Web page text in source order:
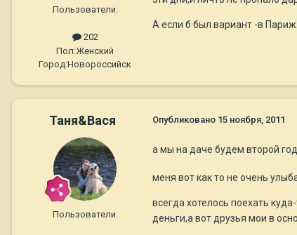
Пользователи.
202
Пол:Женский
Город:Новороссийск
А если б был вариант -в
Таня&Вася
Пользователи.
Опубликовано 15 ноября, 2011
а мы на даче будем второй
меня вот как то не очень
всегда хотелось поехать
деньги,а вот друзья мои в